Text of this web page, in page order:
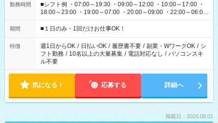
勤務時間
■シフト例 ・07:00～19:30 ・09:00～12:00 ・10:00～17:00 ・
18:00～23:00 ・19:00～07:00 ・20:00～09:00 ・22:00～06:00
etc ★最短で3時間で5,120円のお仕事から 15時間で2万円近く稼
げるお仕事も！ ご希望のお時間に合わせてご紹介！ ※シフトは
ください！
期間 ■１日のみ・1回だけお仕事OK！
特徴 週1日からOK / 日払いOK / 履歴書不要 / 副業・WワークOK / シ
フト勤務 / 10名以上の大量募集 / 電話対応なし / パソコンスキ
ル不要
気になる！ 応募する 詳細へ
掲載日：2026.08.01